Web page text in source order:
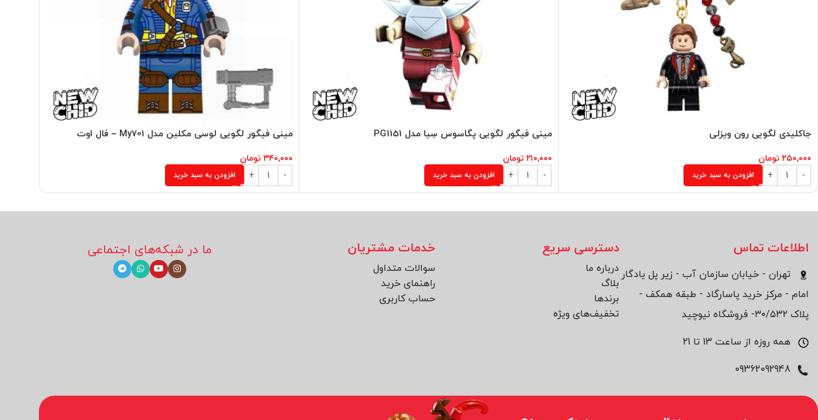
جاکلیدی لگویی رون ویزلی
۲۵۰,۰۰۰ تومان
افزودن به سبد خرید
مینی فیگور لگویی پگاسوس سِیا مدل PG1151
۲۱۰,۰۰۰ تومان
افزودن به سبد خرید
مینی فیگور لگویی لوسی مکلین مدل My701 – فال اوت
۳۴۰,۰۰۰ تومان
افزودن به سبد خرید
اطلاعات تماس
تهران - خیابان سازمان آب - زیر پل یادگار
امام - مرکز خرید پاسارگاد - طبقه همکف -
پلاک ۳۰/۵۳۲- فروشگاه نیوچید
همه روزه از ساعت 13 تا 21
دسترسی سریع
درباره ما
بلاگ
برند‌ها
تخفیف‌های ویژه
خدمات مشتریان
سوالات متداول
راهنمای خرید
حساب کاربری
ما در شبکه‌های اجتماعی